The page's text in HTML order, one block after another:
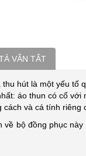
VẮN TẮT
hút là một yếu tố
áo thun có cổ
và cá tính riêng
bộ đồng phục